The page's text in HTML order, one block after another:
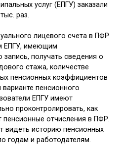
услуг (ЕПГУ) заказали
раз.
лицевого счета в ПФР
ЕПГУ, имеющим
получать сведения о
стажа, количестве
пенсионных коэффициентов
пенсионного
ЕПГУ имеют
проконтролировать, как
пенсионные отчисления в ПФР.
видеть историю пенсионных
годам и работодателям.